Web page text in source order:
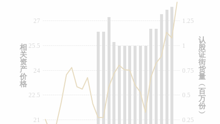
0.25
0.5
0.75
1
1.25
21
22.5
24
25.5
27
认
股
证
街
货
量
︵
百
万
份
︶
相
关
资
产
价
格
牛熊证文件及公告 (瑞信)
收市竞价变化